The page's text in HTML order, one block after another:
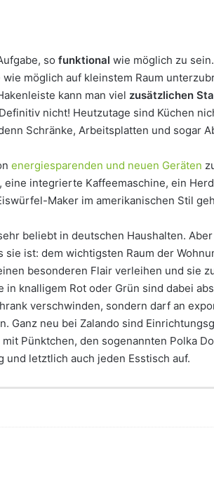
so funktional wie möglich zu
möglich auf kleinstem Raum
kann man viel zusätzlichen
nicht! Heutzutage sind Küchen
Schränke, Arbeitsplatten und sogar
energiesparenden und neuen Geräten
eine integrierte Kaffeemaschine, ein
Maker im amerikanischen Stil
beliebt in deutschen Haushalten.
sie ist: dem wichtigsten Raum der
besonderen Flair verleihen und sie
knalligem Rot oder Grün sind dabei
verschwinden, sondern darf an
Ganz neu bei Zalando sind
Pünktchen, den sogenannten Polka
und letztlich auch jeden Esstisch auf.